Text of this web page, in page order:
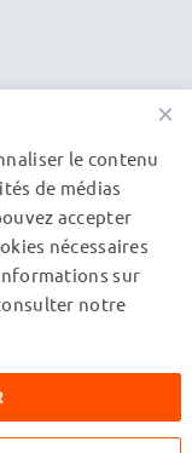
frais de port.
sont des
pour fournir des
×
le contenu
de médias
accepter
nécessaires
sur
notre